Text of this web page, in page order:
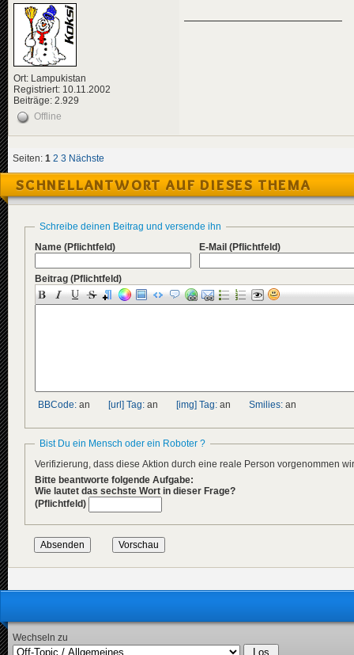
Ort: Lampukistan
Registriert: 10.11.2002
Beiträge: 2.929
Offline
Seiten: 1 2 3 Nächste
SCHNELLANTWORT AUF DIESES THEMA
Schreibe deinen Beitrag und versende ihn
Name (Pflichtfeld) E-Mail (Pflichtfeld)
Beitrag (Pflichtfeld)
BBCode: an [url] Tag: an [img] Tag: an Smilies: an
Bist Du ein Mensch oder ein Roboter ?
Verifizierung, dass diese Aktion durch eine reale Person vorgenommen
Bitte beantworte folgende Aufgabe:
Wie lautet das sechste Wort in dieser Frage?
(Pflichtfeld)
Wechseln zu